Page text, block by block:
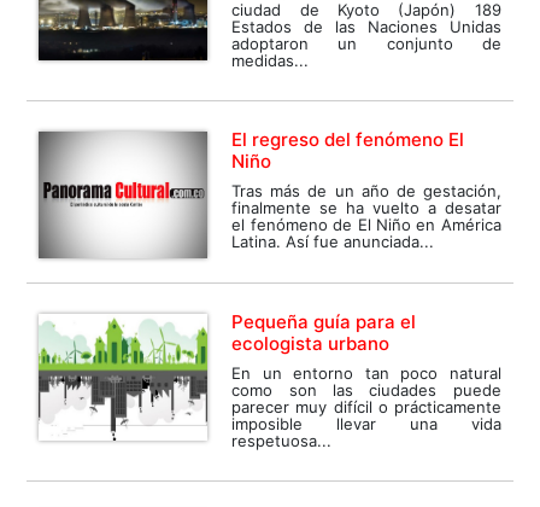
ciudad de Kyoto (Japón) 189
Estados de las Naciones Unidas
adoptaron un conjunto de
medidas...
El regreso del fenómeno El
Niño
Tras más de un año de gestación,
finalmente se ha vuelto a desatar
el fenómeno de El Niño en América
Latina. Así fue anunciada...
Pequeña guía para el
ecologista urbano
En un entorno tan poco natural
como son las ciudades puede
parecer muy difícil o prácticamente
imposible llevar una vida
respetuosa...